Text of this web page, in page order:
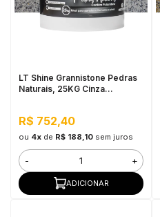
LT Shine Grannistone Pedras
Naturais, 25KG Cinza
R$ 752,40
ou 4xde R$ 188,10 sem juros
- +
ADICIONAR